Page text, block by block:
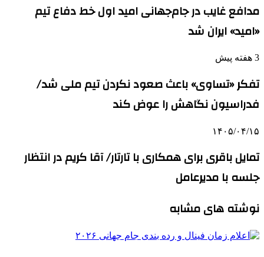
مدافع غایب در جام‌جهانی امید اول خط دفاع تیم
«امید» ایران شد
3 هفته پیش
تفکر «تساوی» باعث صعود نکردن تیم ملی شد/
فدراسیون نگاهش را عوض کند
۱۴۰۵/۰۴/۱۵
تمایل باقری برای همکاری با تارتار/ آقا کریم در انتظار
جلسه با مدیرعامل
نوشته های مشابه